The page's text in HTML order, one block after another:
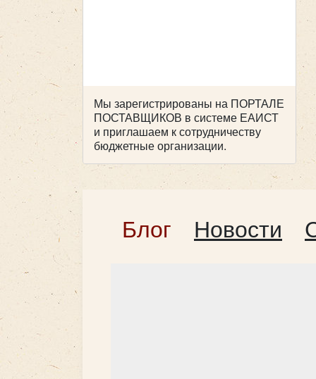
Мы зарегистрированы на ПОРТАЛЕ
ПОСТАВЩИКОВ в системе ЕАИСТ
и приглашаем к сотрудничеству
бюджетные организации.
Блог Новости